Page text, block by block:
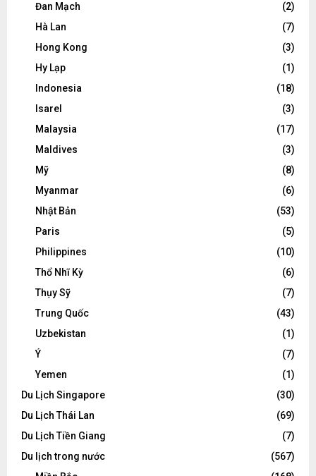
Đan Mạch
(2)
Hà Lan
(7)
Hong Kong
(3)
Hy Lạp
(1)
Indonesia
(18)
Isarel
(3)
Malaysia
(17)
Maldives
(3)
Mỹ
(8)
Myanmar
(6)
Nhật Bản
(53)
Paris
(5)
Philippines
(10)
Thổ Nhĩ Kỳ
(6)
Thụy Sỹ
(7)
Trung Quốc
(43)
Uzbekistan
(1)
Ý
(7)
Yemen
(1)
Du Lịch Singapore
(30)
Du Lịch Thái Lan
(69)
Du Lịch Tiền Giang
(7)
Du lịch trong nước
(567)